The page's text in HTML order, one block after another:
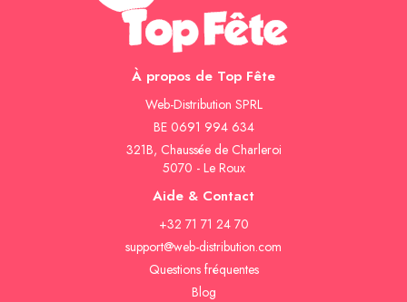
À propos de Top Fête
Web-Distribution SPRL
BE 0691 994 634
321B, Chaussée de Charleroi
5070 - Le Roux
Aide & Contact
+32 71 71 24 70
support@web-distribution.com
Questions fréquentes
Blog